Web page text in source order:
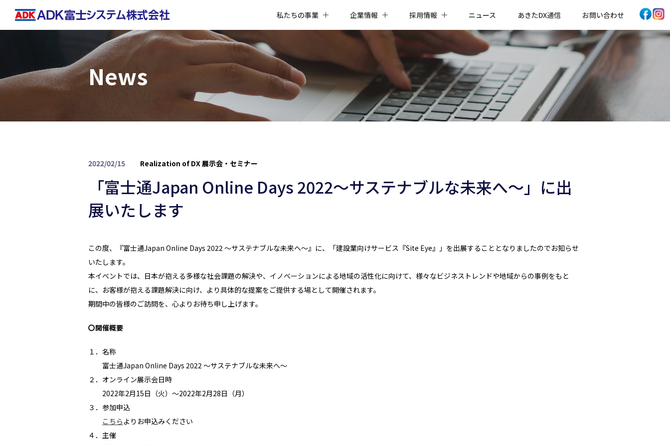
私たちの事業 企業情報 採用情報 ニュース あきたDX通信 お問い合わせ
News
2022/02/15 Realization of DX展示会・セミナー
「富士通Japan Online Days 2022～サステナブルな未来へ～」に出
展いたします
この度、『富士通Japan Online Days 2022 ～サステナブルな未来へ～』に、「建設業向けサービス『Site Eye』」を出展することとなりましたのでお知らせ
いたします。
本イベントでは、日本が抱える多様な社会課題の解決や、イノベーションによる地域の活性化に向けて、様々なビジネストレンドや地域からの事例をもと
に、お客様が抱える課題解決に向け、より具体的な提案をご提供する場として開催されます。
期間中の皆様のご訪問を、心よりお待ち申し上げます。
〇開催概要
１．名称
富士通Japan Online Days 2022 ～サステナブルな未来へ～
２．オンライン展示会日時
2022年2月15日（火）～2022年2月28日（月）
３．参加申込
こちら よりお申込みください
４．主催